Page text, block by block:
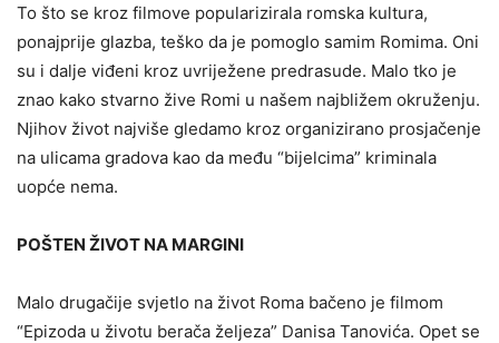
To što se kroz filmove popularizirala romska kultura,
ponajprije glazba, teško da je pomoglo samim Romima. Oni
su i dalje viđeni kroz uvriježene predrasude. Malo tko je
znao kako stvarno žive Romi u našem najbližem okruženju.
Njihov život najviše gledamo kroz organizirano prosjačenje
na ulicama gradova kao da među “bijelcima” kriminala
uopće nema.
POŠTEN ŽIVOT NA MARGINI
Malo drugačije svjetlo na život Roma bačeno je filmom
“Epizoda u životu berača željeza” Danisa Tanovića. Opet se